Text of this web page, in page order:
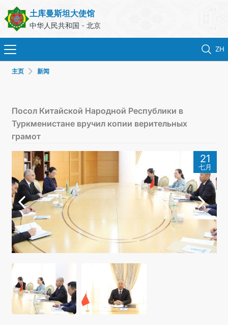
土库曼斯坦大使馆
中华人民共和国 - 北京
ZH
外交部
联系我们
主页 新闻
Посол Китайской Народной Республики в
Туркменистане вручил копии верительных
грамот
21
七月